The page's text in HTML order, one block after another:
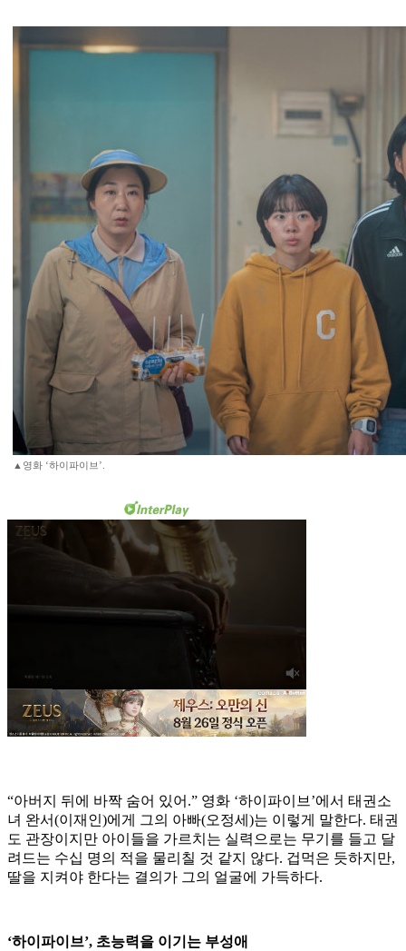
▲영화 ‘하이파이브’.
“아버지 뒤에 바짝 숨어 있어.” 영화 ‘하이파이브’에서 태권소
녀 완서(이재인)에게 그의 아빠(오정세)는 이렇게 말한다. 태권
도 관장이지만 아이들을 가르치는 실력으로는 무기를 들고 달
려드는 수십 명의 적을 물리칠 것 같지 않다. 겁먹은 듯하지만,
딸을 지켜야 한다는 결의가 그의 얼굴에 가득하다.
‘하이파이브’, 초능력을 이기는 부성애